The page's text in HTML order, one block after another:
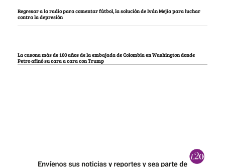
Regresar a la radio para comentar fútbol, la solución de Iván Mejía para luchar
contra la depresión
La casona más de 100 años de la embajada de Colombia en Washington donde
Petro afinó su cara a cara con Trump